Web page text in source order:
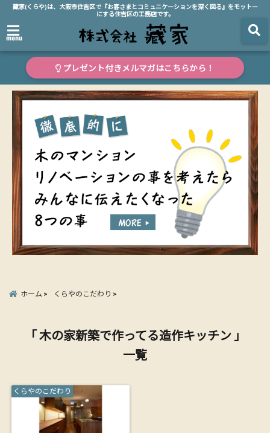
藏家(くらや)は、大阪市住吉区で『お客さまとコミュニケーションを深く図る』をモットー
にする住吉区の工務店です。
menu
プレゼント付きメルマガはこちらから！
ホーム くらやのこだわり
「 木の家新築で作ってる造作キッチン 」
一覧
くらやのこだわり